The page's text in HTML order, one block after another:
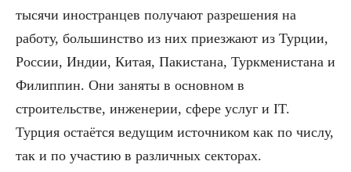
тысячи иностранцев получают разрешения на
работу, большинство из них приезжают из Турции,
России, Индии, Китая, Пакистана, Туркменистана и
Филиппин. Они заняты в основном в
строительстве, инженерии, сфере услуг и IT.
Турция остаётся ведущим источником как по числу,
так и по участию в различных секторах.